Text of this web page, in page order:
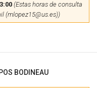
(Estas horas de consulta
(mlopez15@us.es))
BODINEAU